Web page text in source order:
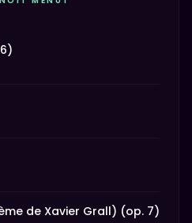
de Xavier Grall) (op. 7)